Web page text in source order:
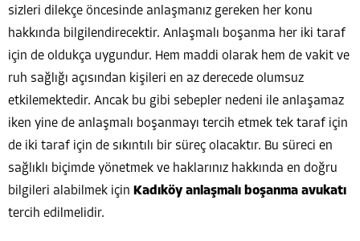
sizleri dilekçe öncesinde anlaşmanız gereken her konu
hakkında bilgilendirecektir. Anlaşmalı boşanma her iki taraf
için de oldukça uygundur. Hem maddi olarak hem de vakit ve
ruh sağlığı açısından kişileri en az derecede olumsuz
etkilemektedir. Ancak bu gibi sebepler nedeni ile anlaşamaz
iken yine de anlaşmalı boşanmayı tercih etmek tek taraf için
de iki taraf için de sıkıntılı bir süreç olacaktır. Bu süreci en
sağlıklı biçimde yönetmek ve haklarınız hakkında en doğru
bilgileri alabilmek için Kadıköy anlaşmalı boşanma avukatı
tercih edilmelidir.